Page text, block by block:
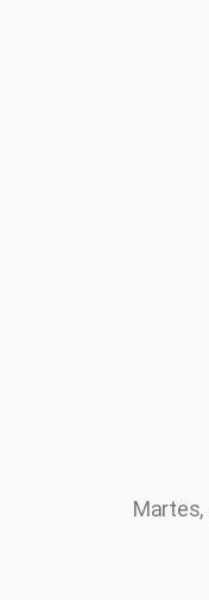
Martes,